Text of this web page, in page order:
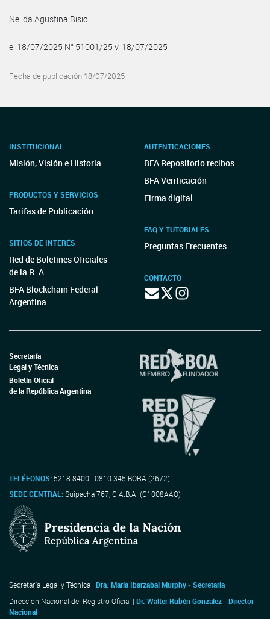
Nelida Agustina Bisio
e. 18/07/2025 N° 51001/25 v. 18/07/2025
Fecha de publicación 18/07/2025
INSTITUCIONAL
Misión, Visión e Historia
PRODUCTOS Y SERVICIOS
Tarifas de Publicación
SITIOS DE INTERÉS
Red de Boletines Oficiales
de la R. A.
BFA Blockchain Federal
Argentina
AUTENTICACIONES
BFA Repositorio recibos
BFA Verificación
Firma digital
FAQ Y TUTORIALES
Preguntas Frecuentes
CONTACTO
Secretaría
Legal y Técnica
Boletín Oficial
de la República Argentina
TELÉFONOS: 5218-8400 - 0810-345-BORA (2672)
SEDE CENTRAL:Suipacha 767, C.A.B.A. (C1008AAO)
Secretaría Legal y Técnica | Dra. María Ibarzabal Murphy - Secretaria
Dirección Nacional del Registro Oficial | Dr. Walter Rubén Gonzalez - Director
Nacional